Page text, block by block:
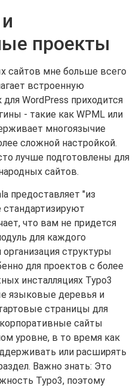
проекты
сайтов мне больше всего
встроенную
WordPress приходится
- такие как WPML или
многоязычие
сложной настройкой.
лучше подготовлены для
сайтов.
предоставляет "из
что вам не придется
для каждого
структуры
для проектов с более
инсталляциях Typo3
языковые деревья и
страницы для
сайты
уровне, в то время как
или расширять
Важно знать: Это
Typo3, поэтому